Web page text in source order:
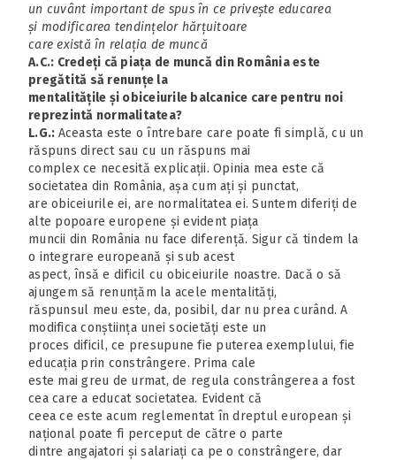
un cuvânt important de spus în ce privește educarea
și modificarea tendințelor hărțuitoare
care există în relația de muncă
A.C.: Credeți că piața de muncă din România este
pregătită să renunțe la
mentalitățile și obiceiurile balcanice care pentru noi
reprezintă normalitatea?
L.G.: Aceasta este o întrebare care poate fi simplă, cu un
răspuns direct sau cu un răspuns mai
complex ce necesită explicații. Opinia mea este că
societatea din România, așa cum ați și punctat,
are obiceiurile ei, are normalitatea ei. Suntem diferiți de
alte popoare europene și evident piața
muncii din România nu face diferență. Sigur că tindem la
o integrare europeană și sub acest
aspect, însă e dificil cu obiceiurile noastre. Dacă o să
ajungem să renunțăm la acele mentalități,
răspunsul meu este, da, posibil, dar nu prea curând. A
modifica conștiința unei societăți este un
proces dificil, ce presupune fie puterea exemplului, fie
educația prin constrângere. Prima cale
este mai greu de urmat, de regula constrângerea a fost
cea care a educat societatea. Evident că
ceea ce este acum reglementat în dreptul european și
național poate fi perceput de către o parte
dintre angajatori și salariați ca pe o constrângere, dar